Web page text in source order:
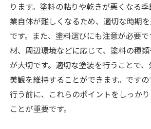
ります。塗料の粘りや乾きが悪くなる
業自体が難しくなるため、適切な時期
です。また、塗料選びにも注意が必要
材、周辺環境などに応じて、塗料の種
が大切です。適切な塗装を行うことで
美観を維持することができます。です
行う前に、これらのポイントをしっか
ことが重要です。